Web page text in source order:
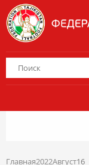
Главная2022Август16